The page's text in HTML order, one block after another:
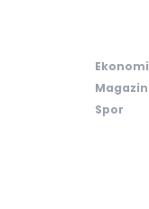
Ekonomi
Magazin
Spor